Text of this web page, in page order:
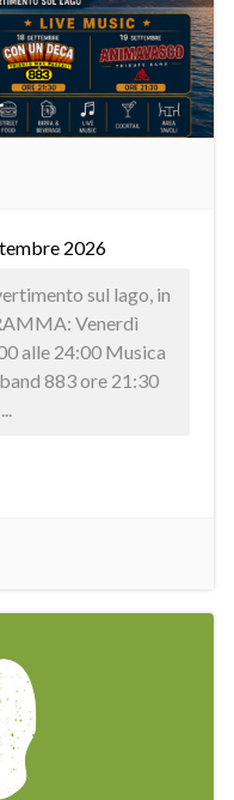
2026
sul lago, in
Venerdì
alle 24:00 Musica
883 ore 21:30